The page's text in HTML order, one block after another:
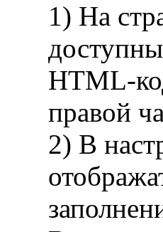
1) На
HTML-
правой
2) В